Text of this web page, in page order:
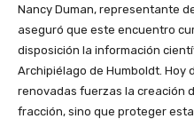
Nancy Duman, representante
aseguró que este encuentro
disposición la información
Archipiélago de Humboldt. Hoy
renovadas fuerzas la creación
fracción, sino que proteger